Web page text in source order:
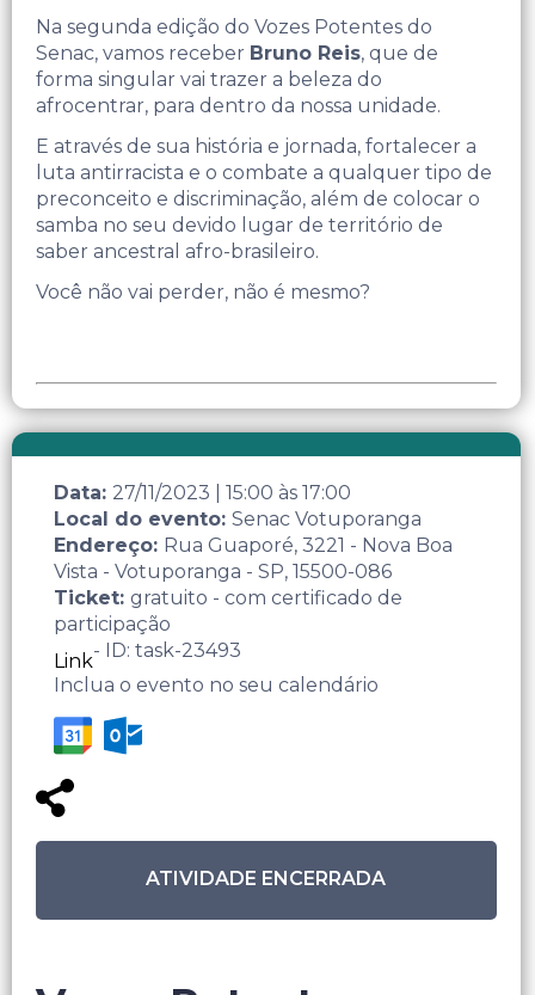
Na segunda edição do Vozes Potentes do
Senac, vamos receber Bruno Reis, que de
forma singular vai trazer a beleza do
afrocentrar, para dentro da nossa unidade.
E através de sua história e jornada, fortalecer a
luta antirracista e o combate a qualquer tipo de
preconceito e discriminação, além de colocar o
samba no seu devido lugar de território de
saber ancestral afro-brasileiro.
Você não vai perder, não é mesmo?
Data: 27/11/2023 15:00 às 17:00
Local do evento: Senac Votuporanga
Endereço: Rua Guaporé, 3221 - Nova Boa
Vista - Votuporanga - SP, 15500-086
Ticket: gratuito - com certificado de
participação
Link- ID: task-23493
Inclua o evento no seu calendário
ATIVIDADE ENCERRADA